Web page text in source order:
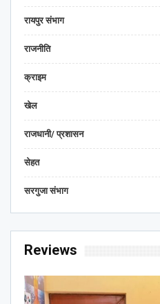
रायपुर संभाग
राजनीति
क्राइम
खेल
राजधानी/ प्रशासन
सेहत
सरगुजा संभाग
Reviews